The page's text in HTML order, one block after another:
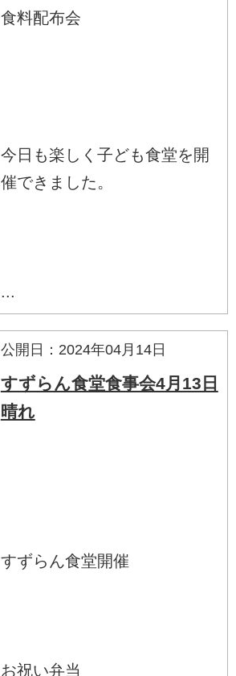
食料配布会
今日も楽しく子ども食堂を開
催できました。
...
公開日：2024年04月14日
すずらん食堂食事会4月13日
晴れ
すずらん食堂開催
お祝い弁当